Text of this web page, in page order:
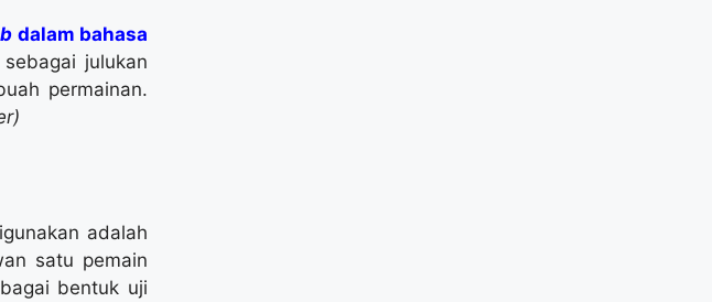
dalam bahasa
julukan
permainan.
adalah
satu pemain
bentuk uji